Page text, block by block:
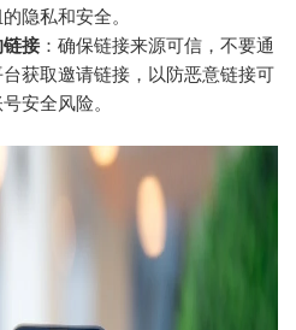
隐私和安全。
接 ：确保链接来源可信，不要通
获取邀请链接，以防恶意链接可
安全风险。